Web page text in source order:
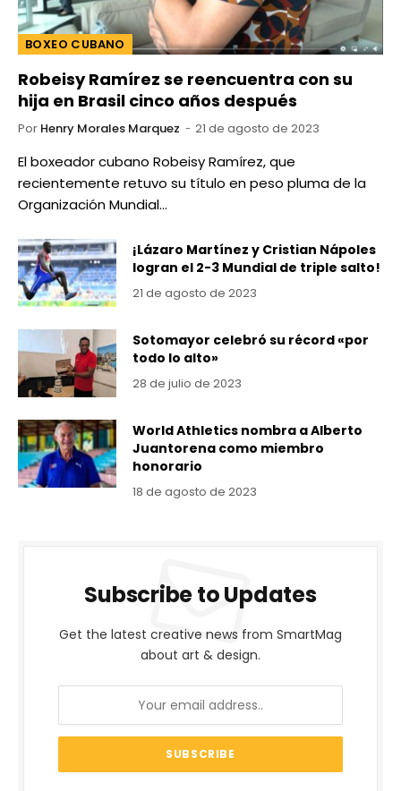
BOXEO CUBANO
Robeisy Ramírez se reencuentra con su
hija en Brasil cinco años después
Por Henry Morales Marquez 21 de agosto de 2023
El boxeador cubano Robeisy Ramírez, que
recientemente retuvo su título en peso pluma de la
Organización Mundial…
¡Lázaro Martínez y Cristian Nápoles
logran el 2-3 Mundial de triple salto!
21 de agosto de 2023
Sotomayor celebró su récord «por
todo lo alto»
28 de julio de 2023
World Athletics nombra a Alberto
Juantorena como miembro
honorario
18 de agosto de 2023
Subscribe to Updates
Get the latest creative news from SmartMag
about art & design.